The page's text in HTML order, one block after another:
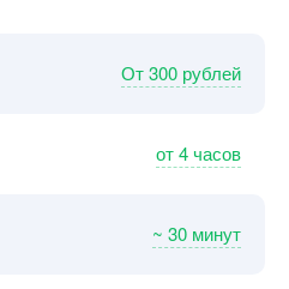
От 300 рублей
от 4 часов
~ 30 минут